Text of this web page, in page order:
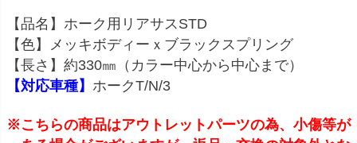
【品名】ホーク用リアサスSTD
【色】メッキボディーｘブラックスプリング
【長さ】約330㎜（カラー中心から中心まで）
【対応車種】 ホークT/N/3
※こちらの商品はアウトレットパーツの為、小傷等が